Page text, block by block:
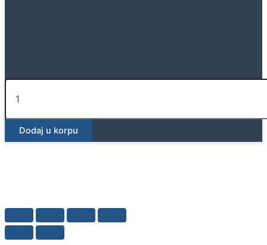
Daljinski
upravljač
Geberit
AquaClean
Sela,
Dodaj u korpu